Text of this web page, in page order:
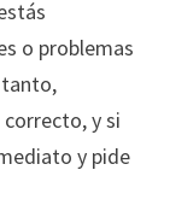
o problemas
tanto,
y si
y pide